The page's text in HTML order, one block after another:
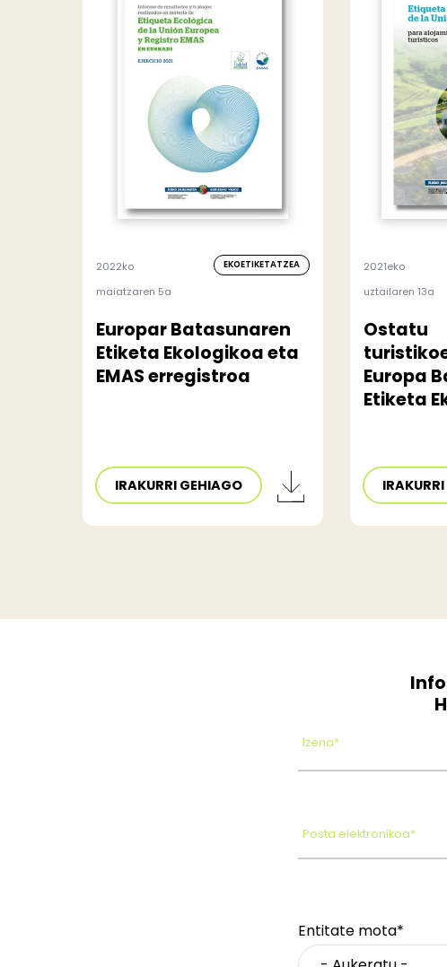
2022ko
maiatzaren 5a
EKOETIKETATZEA
Europar Batasunaren
Etiketa Ekologikoa eta
EMAS erregistroa
IRAKURRI GEHIAGO
2021eko
uztailaren 13a
Ostatu
Europa
Etiketa
Izena*
Posta elektronikoa*
Entitate mota*